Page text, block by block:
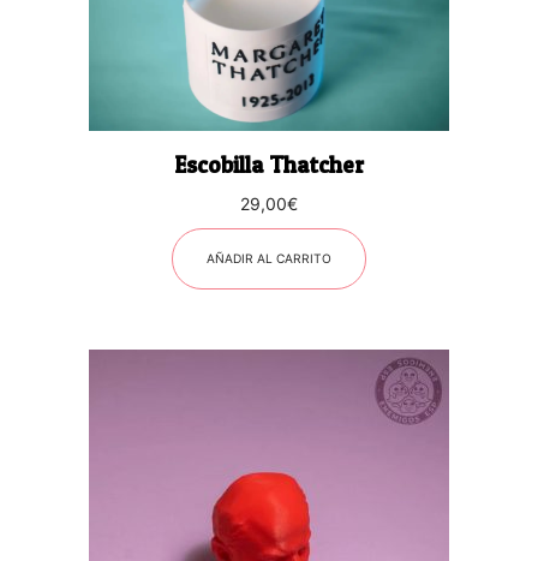
Escobilla Thatcher
29,00€
AÑADIR AL CARRITO